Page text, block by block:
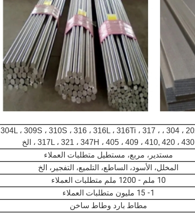
201، 202 ، 304 ، 304L ، 309S ، 310S ، 316 ، 316L ، 316Ti ، 317 ،
317L ، 321 ، 347H ، 405 ، 409 ، 410, 420 ، 430 ، الخ
مستدير، مربع، مستطيل متطلبات العملاء
المخلل، الأسود، الساطع، التلميع، التفجير، الخ
10 ملم - 1200 ملم متطلبات العملاء
1- 15 مليون متطلبات العملاء
مطاط بارد وطاط ساخن